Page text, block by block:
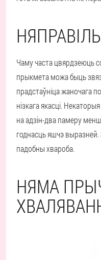
Чаму часта цвярдзеюць
прыкмета можа быць
прадстаўніца жаночага
нізкага якасці.
на адзін-два памеру
годнасць яшчэ выразней.
падобны хвароба.
НЯМА